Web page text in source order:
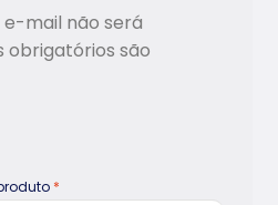
e-mail não será
obrigatórios são
*